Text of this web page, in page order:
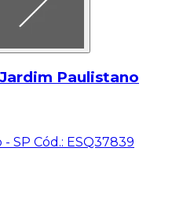
Paulistano
- SP Cód.: ESQ37839